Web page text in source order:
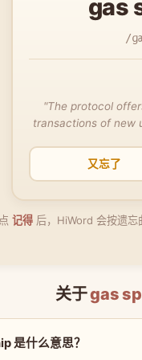
gas
/
"The protocol
transactions of new
又忘了
点 记得 后，HiWord 会按遗忘
关于gas
是什么意思？